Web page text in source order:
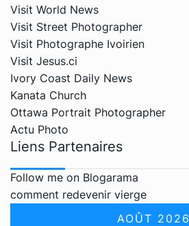
Visit World News
Visit Street Photographer
Visit Photographe Ivoirien
Visit Jesus.ci
Ivory Coast Daily News
Kanata Church
Ottawa Portrait Photographer
Actu Photo
Liens Partenaires
Follow me on Blogarama
comment redevenir vierge
AOÛT 2026